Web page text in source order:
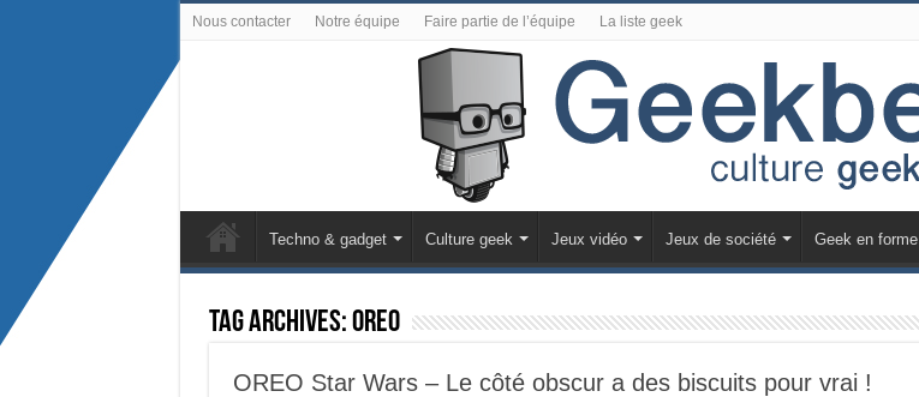
Nous contacter Notre équipe Faire partie de l’équipe La liste geek
Techno & gadget Culture geek Jeux vidéo Jeux de société Geek en forme
Tag Archives:OREO
OREO Star Wars – Le côté obscur a des biscuits pour vrai !